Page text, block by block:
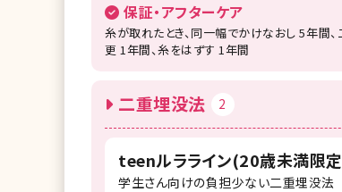
保証・アフターケア
糸が取れたとき、同一幅でかけなおし 5年間
更 1年間、糸をはずす 1年間
二重埋没法 2
teenルラライン(20歳未満限
学生さん向けの負担少ない二重埋没法